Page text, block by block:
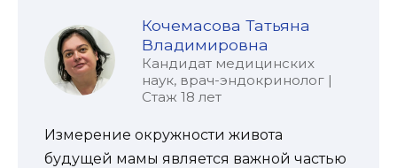
Кочемасова Татьяна
Владимировна
Кандидат медицинских
наук, врач-эндокринолог |
Стаж 18 лет
Измерение окружности живота
будущей мамы является важной частью